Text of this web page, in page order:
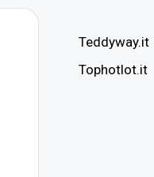
Teddyway.it
Tophotlot.it